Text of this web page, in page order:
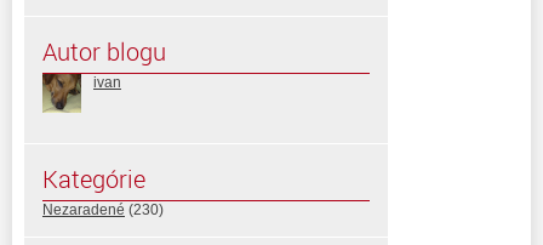
Autor blogu
ivan
Kategórie
Nezaradené (230)